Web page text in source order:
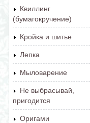
Квиллинг
(бумагокручение)
Кройка и шитье
Лепка
Мыловарение
Не выбрасывай,
пригодится
Оригами